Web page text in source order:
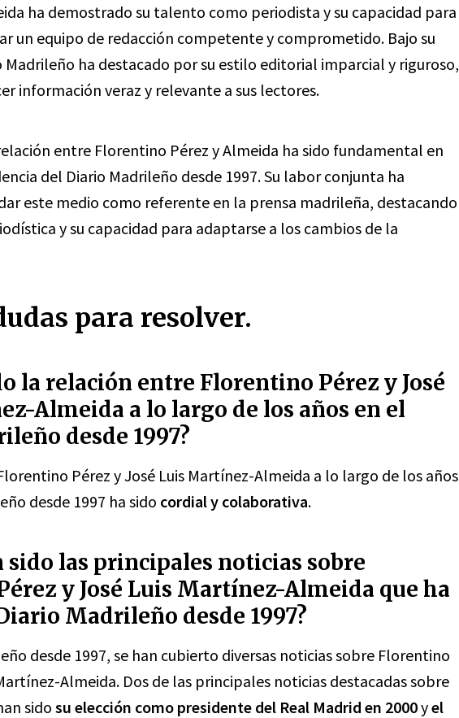
ha demostrado su talento como periodista y su capacidad para
un equipo de redacción competente y comprometido. Bajo su
Madrileño ha destacado por su estilo editorial imparcial y riguroso,
información veraz y relevante a sus lectores.
entre Florentino Pérez y Almeida ha sido fundamental en
del Diario Madrileño desde 1997. Su labor conjunta ha
este medio como referente en la prensa madrileña, destacando
y su capacidad para adaptarse a los cambios de la
para resolver.
la relación entre Florentino Pérez y José
Almeida a lo largo de los años en el
desde 1997?
Pérez y José Luis Martínez-Almeida a lo largo de los años
desde 1997 ha sido cordial y colaborativa.
sido las principales noticias sobre
y José Luis Martínez-Almeida que ha
Madrileño desde 1997?
desde 1997, se han cubierto diversas noticias sobre Florentino
Almeida. Dos de las principales noticias destacadas sobre
sidosu elección como presidente del Real Madrid en 2000yel